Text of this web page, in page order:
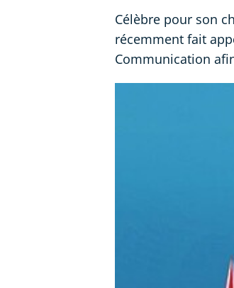
Célèbre pour son
récemment fait
Communication